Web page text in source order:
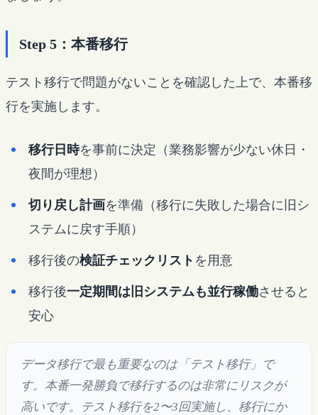
Step 5：本番移行
テスト移行で問題がないことを確認した上で、本番移
行を実施します。
移行日時を事前に決定（業務影響が少ない休日・
夜間が理想）
切り戻し計画を準備（移行に失敗した場合に旧シ
ステムに戻す手順）
移行後の検証チェックリスト を用意
移行後一定期間は旧システムも並行稼働させると
安心
データ移行で最も重要なのは「テスト移行」で
す。本番一発勝負で移行するのは非常にリスクが
高いです。テスト移行を2〜3回実施し、移行にか